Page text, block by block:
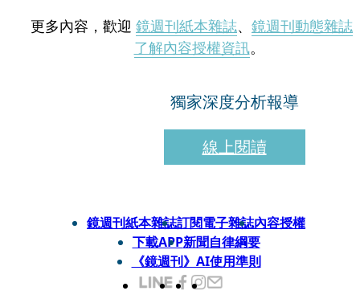
更多內容，歡迎 鏡週刊紙本雜誌、 鏡週刊動態雜誌
了解內容授權資訊。
獨家深度分析報導
線上閱讀
鏡週刊紙本雜誌訂閱電子雜誌內容授權
下載APP新聞自律綱要
《鏡週刊》AI使用準則